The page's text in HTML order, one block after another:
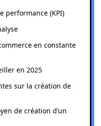
performance (KPI)
en constante
en 2025
sur la création de
de création d’un